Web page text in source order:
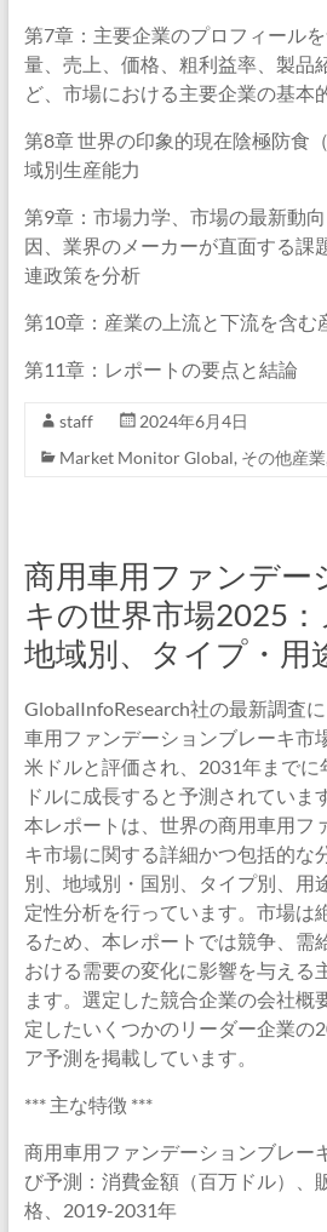
第7章：主要企業のプロフィール
量、売上、価格、粗利益率、製品
ど、市場における主要企業の基本
第8章 世界の印象的現在陰極防食
域別生産能力
第9章：市場力学、市場の最新動
因、業界のメーカーが直面する課
連政策を分析
第10章：産業の上流と下流を含む
第11章：レポートの要点と結論
staff
2024年6月4日
Market Monitor Global, その他産業
商用車用ファンデー
キの世界市場2025：
地域別、タイプ・用
GlobalInfoResearch社の最新調査
車用ファンデーションブレーキ市
米ドルと評価され、2031年までに
ドルに成長すると予測されていま
本レポートは、世界の商用車用フ
キ市場に関する詳細かつ包括的な
別、地域別・国別、タイプ別、用
定性分析を行っています。市場は
るため、本レポートでは競争、需
おける需要の変化に影響を与える
ます。選定した競合企業の会社概
定したいくつかのリーダー企業の
ア予測を掲載しています。
*** 主な特徴 ***
商用車用ファンデーションブレー
び予測：消費金額（百万ドル）、
格、2019-2031年